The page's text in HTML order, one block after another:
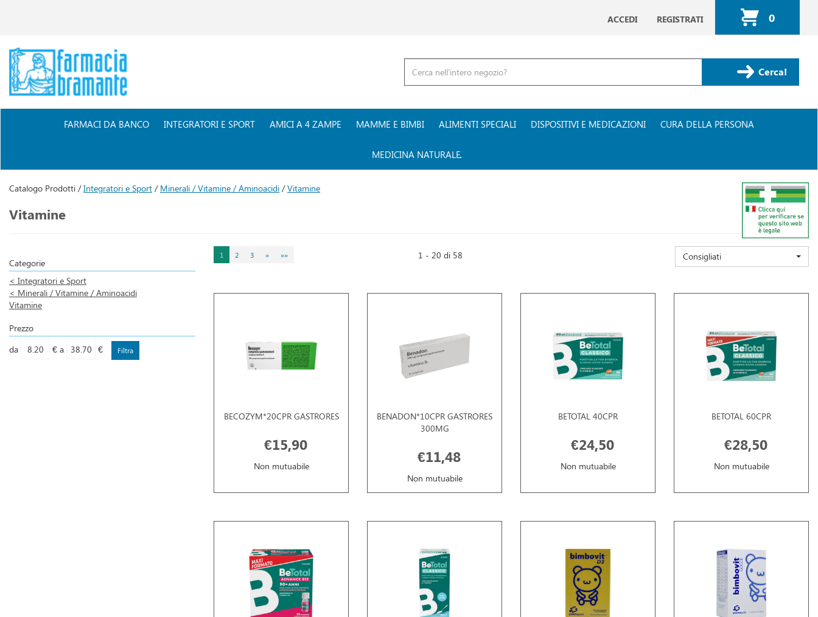
ACCEDI REGISTRATI 0
ARTICOLI
INSERITI
Farmacia
Bramante
Prodotto
Cerca Prodotto
FARMACI DA BANCO INTEGRATORI E SPORT AMICI A 4 ZAMPE MAMME E BIMBI ALIMENTI SPECIALI DISPOSITIVI E MEDICAZIONI CURA DELLA PERSONA
MEDICINA NATURALE
Catalogo Prodotti /Integratori e Sport / Minerali / Vitamine / Aminoacidi /Vitamine
Vitamine
Categorie
< Integratori e Sport
< Minerali / Vitamine / Aminoacidi
Vitamine
Prezzo
filtra
da €
filtra
a €
1 2 3 » »» 1 - 20 di 58 Consigliati
BECOZYM*20CPR GASTRORES
€15,90
Non mutuabile
BENADON*10CPR GASTRORES
300MG
€11,48
Non mutuabile
BETOTAL 40CPR
€24,50
Non mutuabile
BETOTAL 60CPR
€28,50
Non mutuabile